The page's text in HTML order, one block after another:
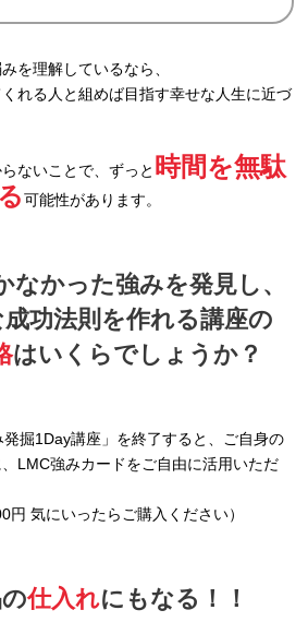
を理解しているなら、
れる人と組めば目指す幸せな人生に近づ
ないことで、ずっと 時間を無駄
可能性があります。
なかった強みを発見し、
功法則を作れる講座の
はいくらでしょうか？
発掘1Day講座」を終了すると、ご自身の
LMC強みカードをご自由に活用いただ
円 気にいったらご購入ください）
仕入れにもなる！！